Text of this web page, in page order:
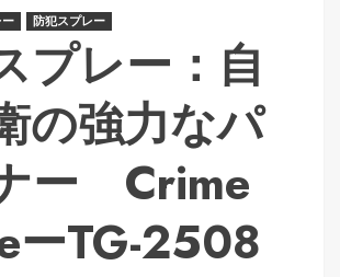
防犯スプレー
プレー：自
の強力なパ
ー Crime
ーTG-2508